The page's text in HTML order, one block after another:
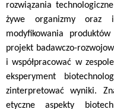
rozwiązania
żywe organizmy oraz
modyfikowania
projekt badawczo-
i współpracować w
eksperyment
zinterpretować wyniki.
etyczne aspekty